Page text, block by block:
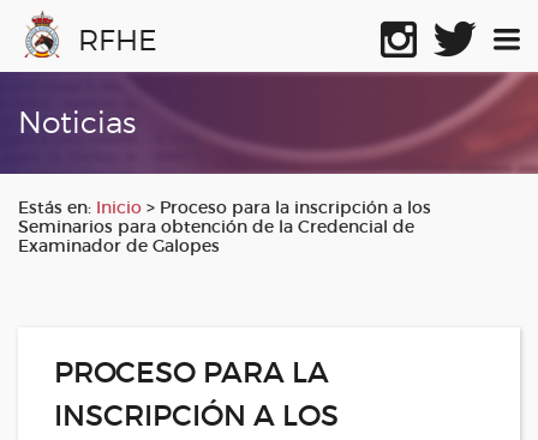
RFHE
Noticias
Estás en: Inicio > Proceso para la inscripción a los
Seminarios para obtención de la Credencial de
Examinador de Galopes
PROCESO PARA LA
INSCRIPCIÓN A LOS